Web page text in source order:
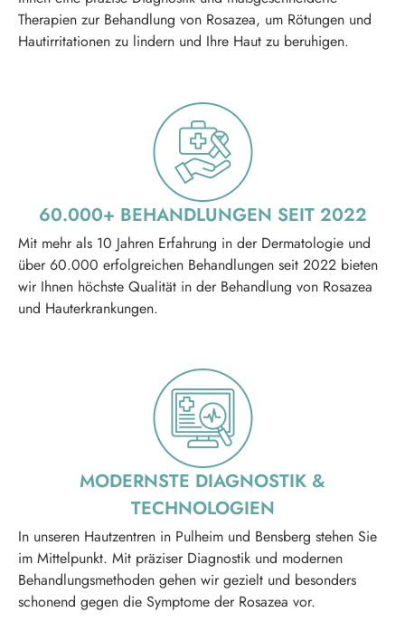
Therapien zur Behandlung von Rosazea, um Rötungen und
Hautirritationen zu lindern und Ihre Haut zu beruhigen.
60.000+ BEHA NDLUNGEN SEIT 2022
Mit mehr als 10 Jahren Erfahrung in der Dermatologie und
über 60.000 erfolgreichen Behandlungen seit 2022 bieten
wir Ihnen höchste Qualität in der Behandlung von Rosazea
und Hauterkrankungen.
MODERNSTE DIAGNOSTIK &
TECHNOLOGIEN
In unseren Hautzentren in Pulheim und Bensberg stehen Sie
im Mittelpunkt. Mit präziser Diagnostik und modernen
Behandlungsmethoden gehen wir gezielt und besonders
schonend gegen die Symptome der Rosazea vor.